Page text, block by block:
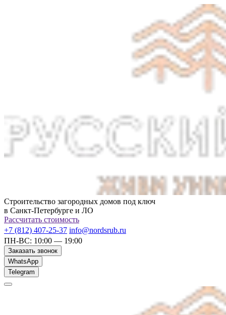
Строительство загородных домов под ключ
в Санкт-Петербурге и ЛО
Рассчитать стоимость
+7 (812) 407-25-37 info@nordsrub.ru
ПН-ВС: 10:00 — 19:00
Заказать звонок
WhatsApp
Telegram